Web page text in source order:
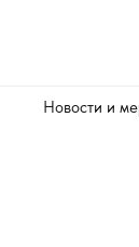
Новости и